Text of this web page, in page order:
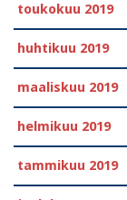
toukokuu 2019
huhtikuu 2019
maaliskuu 2019
helmikuu 2019
tammikuu 2019